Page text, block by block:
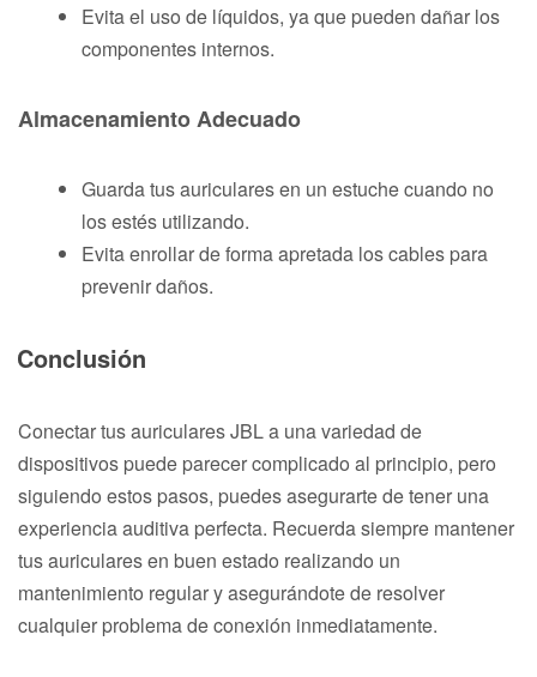
Evita el uso de líquidos, ya que pueden dañar los
componentes internos.
Almacenamiento Adecuado
Guarda tus auriculares en un estuche cuando no
los estés utilizando.
Evita enrollar de forma apretada los cables para
prevenir daños.
Conclusión
Conectar tus auriculares JBL a una variedad de
dispositivos puede parecer complicado al principio, pero
siguiendo estos pasos, puedes asegurarte de tener una
experiencia auditiva perfecta. Recuerda siempre mantener
tus auriculares en buen estado realizando un
mantenimiento regular y asegurándote de resolver
cualquier problema de conexión inmediatamente.